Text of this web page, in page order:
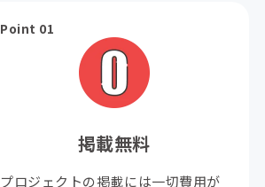
Point 01
掲載無料
プロジェクトの掲載には一切費用が